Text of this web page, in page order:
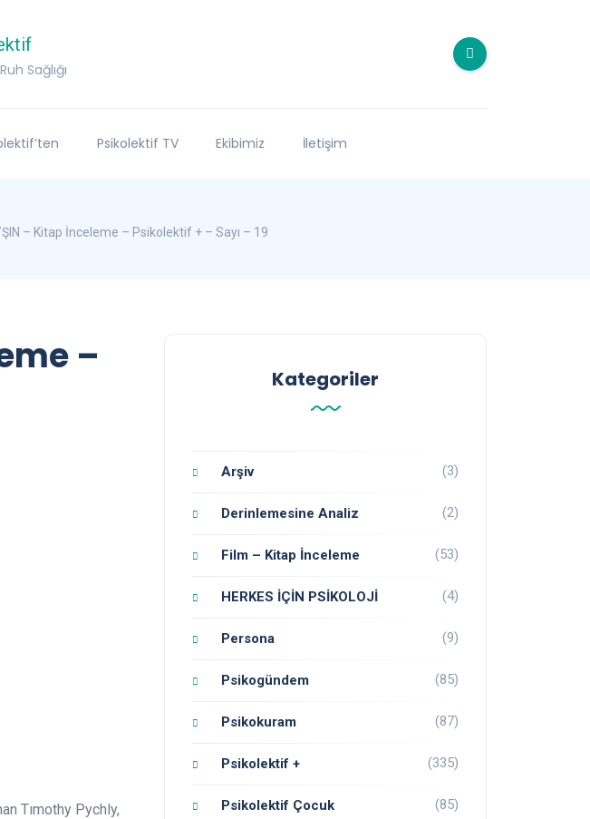
Sağlığı
Psikolektif TV Ekibimiz İletişim
– Kitap İnceleme – Psikolektif + – Sayı – 19
–
Tımothy Pychly,
Kategoriler
Arşiv (3)
Derinlemesine Analiz (2)
Film – Kitap İnceleme (53)
HERKES İÇİN PSİKOLOJİ (4)
Persona (9)
Psikogündem (85)
Psikokuram (87)
Psikolektif + (335)
Psikolektif Çocuk (85)